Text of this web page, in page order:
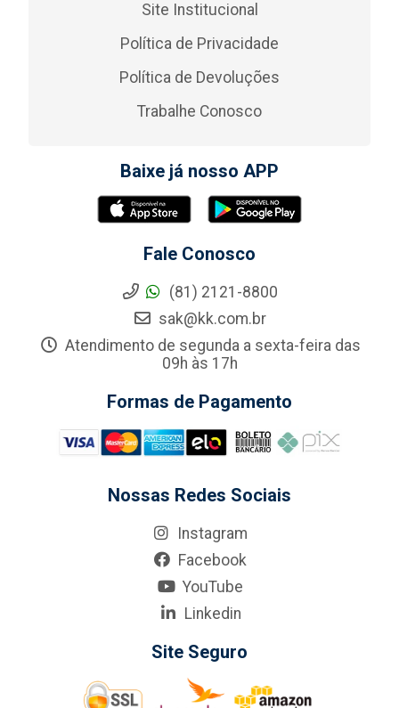
Site Institucional
Política de Privacidade
Política de Devoluções
Trabalhe Conosco
Baixe já nosso APP
Fale Conosco
(81) 2121-8800
sak@kk.com.br
Atendimento de segunda a sexta-feira das
09h às 17h
Formas de Pagamento
Nossas Redes Sociais
Instagram
Facebook
YouTube
Linkedin
Site Seguro